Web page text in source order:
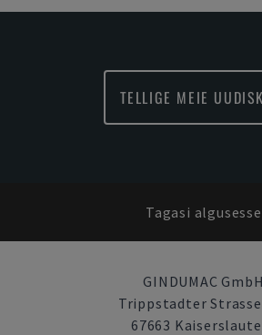
TELLIGE MEIE
Tagasi algusesse
GINDUMAC GmbH
Trippstadter Strasse
67663